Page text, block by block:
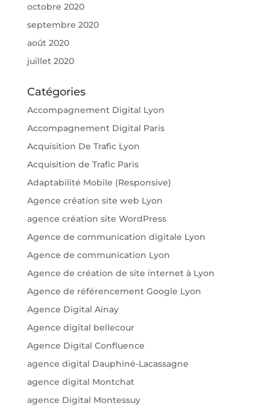
octobre 2020
septembre 2020
août 2020
juillet 2020
Catégories
Accompagnement Digital Lyon
Accompagnement Digital Paris
Acquisition De Trafic Lyon
Acquisition de Trafic Paris
Adaptabilité Mobile (Responsive)
Agence création site web Lyon
agence création site WordPress
Agence de communication digitale Lyon
Agence de communication Lyon
Agence de création de site internet à Lyon
Agence de référencement Google Lyon
Agence Digital Ainay
Agence digital bellecour
Agence Digital Confluence
agence digital Dauphiné-Lacassagne
agence digital Montchat
agence Digital Montessuy